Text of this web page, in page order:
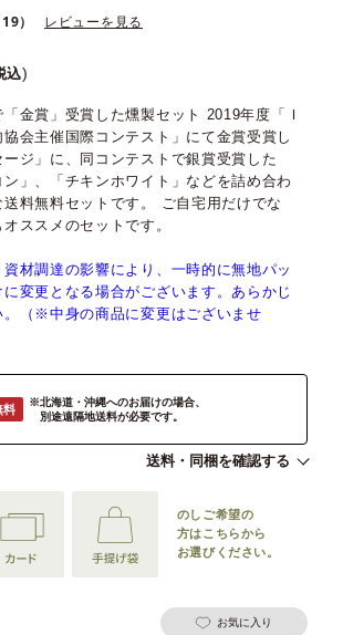
19） レビューを見る
込
金賞」受賞した燻製セット 2019年度「Ｉ
協会主催国際コンテスト」にて金賞受賞し
ジ」に、同コンテストで銀賞受賞した
ン」、「チキンホワイト」などを詰め合わ
料無料セットです。 ご自宅用だけでな
ススメのセットです。
材調達の影響により、一時的に無地パッ
変更となる場合がございます。あらかじ
。（※中身の商品に変更はございませ
料
※北海道・沖縄へのお届けの場合、
別途遠隔地送料が必要です。
送料・同梱を確認する
のしご希望の
方はこちらから
お選びください。
お気に入り